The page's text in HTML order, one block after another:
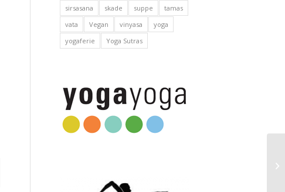
sirsasana
skade suppe
tamas
vata
Vegan vinyasa
yoga
yogaferie
Yoga Sutras